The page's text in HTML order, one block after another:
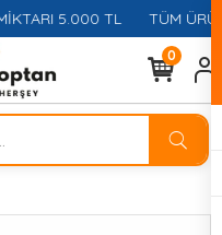
5.000 TL TÜM
0